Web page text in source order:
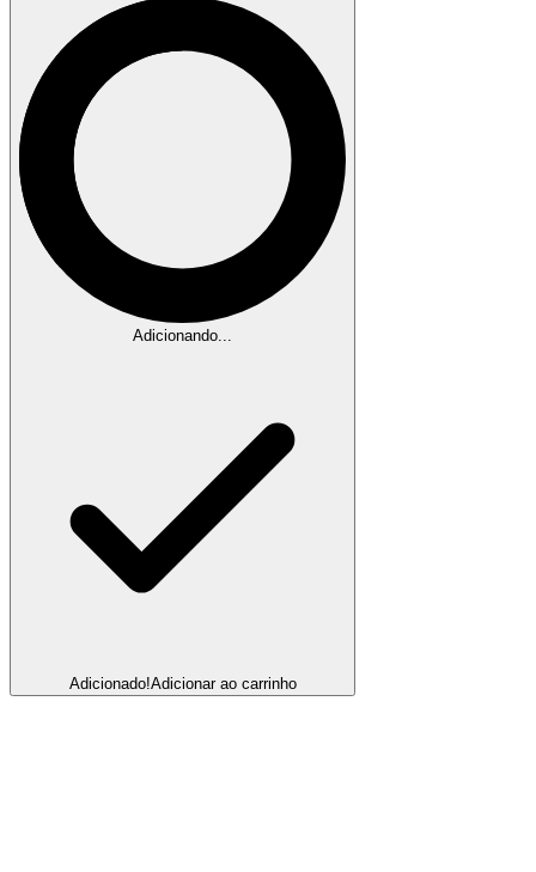
Adicionando...
Adicionado!Adicionar ao carrinho